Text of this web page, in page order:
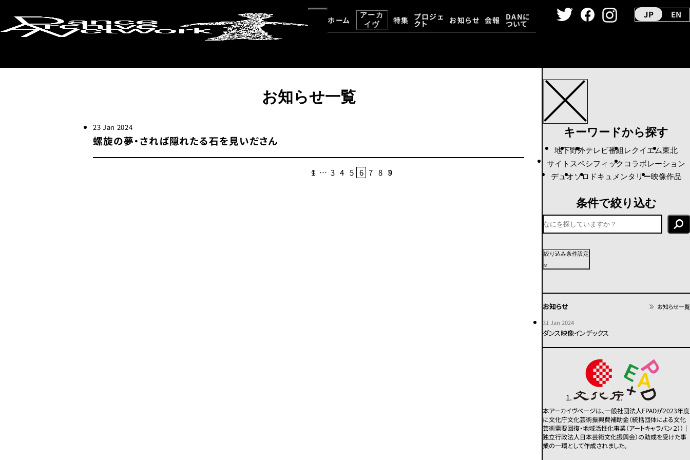
JP EN
ホーム
アーカ
イヴ
特集 プロジェ
クト お知らせ 会報 DANに
ついて
お知らせ一覧
23 Jan 2024
螺旋の夢・されば隠れたる石を見いださん
1 … 3 4 5 6 7 8 9
キーワードから探す
地下野外テレビ番組 レクイエム東北
サイトスペシフィック コラボレーション
デュオソロ ドキュメンタリー映像作品
条件で絞り込む
上演年代
1960年代
1950年代以前
不明
コンテンポラリー
舞踏
パフォーマンス
この条件で検索
絞り込み条件設定
お知らせ
お知らせ一覧
31 Jan 2024
ダンス映像インデックス
本アーカイヴページは、一般社団法人EPADが2023年度
に文化庁文化芸術振興費補助金（統括団体による文化
芸術需要回復・地域活性化事業（アートキャラバン２））｜
独立行政法人日本芸術文化振興会）の助成を受けた事
業の一環として作成されました。